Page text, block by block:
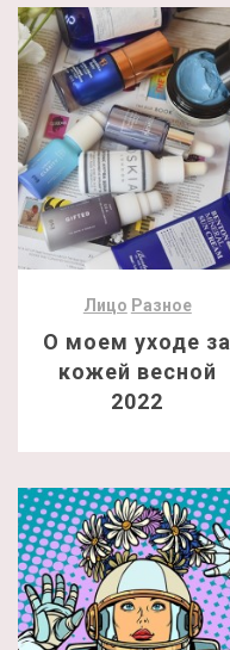
Лицо Разное
О моем уходе за
кожей весной
2022